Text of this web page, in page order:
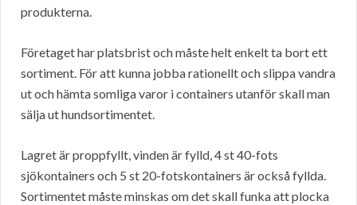
produkterna.
Företaget har platsbrist och måste helt enkelt ta bort ett
sortiment. För att kunna jobba rationellt och slippa vandra
ut och hämta somliga varor i containers utanför skall man
sälja ut hundsortimentet.
Lagret är proppfyllt, vinden är fylld, 4 st 40-fots
sjökontainers och 5 st 20-fotskontainers är också fyllda.
Sortimentet måste minskas om det skall funka att plocka